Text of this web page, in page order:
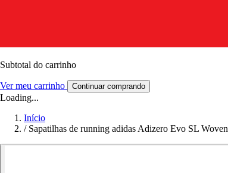
Subtotal do carrinho
Ver meu carrinho Continuar comprando
Loading...
Início
/ Sapatilhas de running adidas Adizero Evo SL Woven